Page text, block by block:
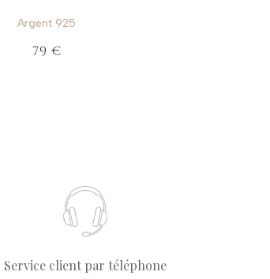
Argent 925
79 €
Service client par téléphone